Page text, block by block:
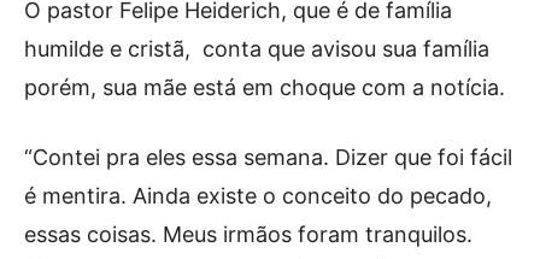
O pastor Felipe Heiderich, que é de família
humilde e cristã, conta que avisou sua família
porém, sua mãe está em choque com a notícia.
“Contei pra eles essa semana. Dizer que foi fácil
é mentira. Ainda existe o conceito do pecado,
essas coisas. Meus irmãos foram tranquilos.